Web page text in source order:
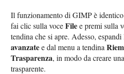
Il funzionamento di GIMP è
fai clic sulla voceFilee premi sulla
tendina che si apre. Adesso,
avanzatee dal menu a tendina
Trasparenza, in modo da creare
trasparente.